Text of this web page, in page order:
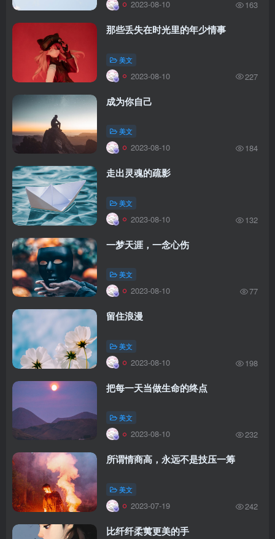
2023-08-10 163
那些丢失在时光里的年少情事
美文
2023-08-10 227
成为你自己
美文
2023-08-10 184
走出灵魂的疏影
美文
2023-08-10 132
一梦天涯，一念心伤
美文
2023-08-10 77
留住浪漫
美文
2023-08-10 198
把每一天当做生命的终点
美文
2023-08-10 232
所谓情商高，永远不是技压一筹
美文
2023-07-19 242
比纤纤柔荑更美的手